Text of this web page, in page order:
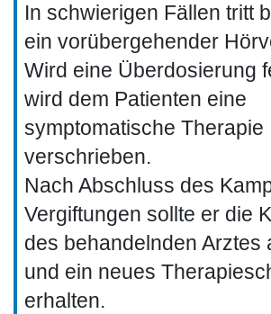
In schwierigen Fällen tritt
ein vorübergehender
Wird eine Überdosierung
wird dem Patienten eine
symptomatische Therapie
verschrieben.
Nach Abschluss des
Vergiftungen sollte er die
des behandelnden Arztes
und ein neues
erhalten.